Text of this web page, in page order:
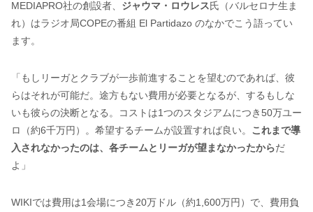
MEDIAPRO社の創設者、 ジャウマ・ロウレス氏（バルセロナ生ま
れ）はラジオ局COPEの番組 El Partidazo のなかでこう語ってい
ます。
「もしリーガとクラブが一歩前進することを望むのであれば、彼
らはそれが可能だ。途方もない費用が必要となるが、するもしな
いも彼らの決断となる。コストは1つのスタジアムにつき50万ユー
ロ（約6千万円）。希望するチームが設置すれば良い。 これまで導
入されなかったのは、各チームとリーガが望まなかったからだ
よ」
WIKIでは費用は1会場につき20万ドル（約1,600万円）で、費用負